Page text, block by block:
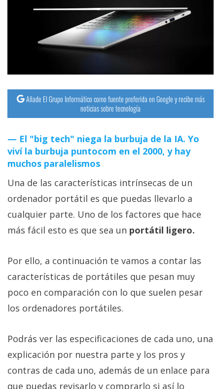
Añade El Grupo Informático como fuente preferida en Google y recibe más
noticias sobre tecnología
El "big tech" niega la burbuja de la IA. Yo
viví la burbuja puntocom en el 2000, y hay
muchos paralelismos
Una de las características intrínsecas de un
ordenador portátil es que puedas llevarlo a
cualquier parte. Uno de los factores que hace
más fácil esto es que sea un portátil ligero.
Por ello, a continuación te vamos a contar las
características de portátiles que pesan muy
poco en comparación con lo que suelen pesar
los ordenadores portátiles.
Podrás ver las especificaciones de cada uno, una
explicación por nuestra parte y los pros y
contras de cada uno, además de un enlace para
que puedas revisarlo y comprarlo si así lo